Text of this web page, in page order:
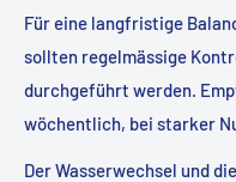
Für eine langfristige
sollten regelmässige
durchgeführt werden.
wöchentlich, bei starker
Der Wasserwechsel und